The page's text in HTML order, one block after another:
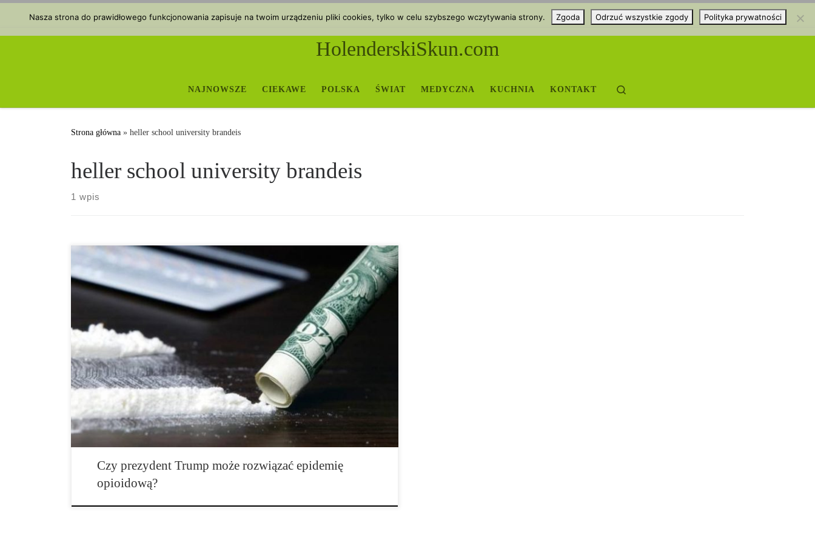
Przejdź do treści
HolenderskiSkun.com
NAJNOWSZE CIEKAWE POLSKA ŚWIAT MEDYCZNA KUCHNIA KONTAKT
Strona główna » heller school university brandeis
heller school university brandeis
1 wpis
The Washington Post i „60 Minutes” CBD połączyło siły, aby opublikować dochodzenie
w sprawie wpływu, jaki przemysł farmaceutyczny wywarł na amerykańską epidemię
opioidową. Historia wnikliwie przygląda się, w jaki sposób przemysł farmaceutyczny
oraz dystrybutorzy leków najpierw wpompowali w społeczność ogromne ilości
opioidów, a następnie zaczęli współpracować z członkami Kongresu, aby uchwalić
prawo, które osłabić ma Drug Enforcement Administration. Prawo, które […]
Czy prezydent Trump może rozwiązać epidemię
opioidową?
Nasza strona do prawidłowego funkcjonowania zapisuje na twoim urządzeniu pliki cookies, tylko w celu szybszego wczytywania strony. Zgoda Odrzuć wszystkie zgody Polityka prywatności